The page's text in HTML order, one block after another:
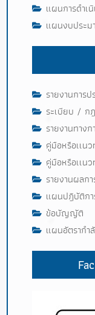
แผนการดำเ
แผนงบประ
รายงานการป
ระเบียบ / ก
รายงานทางก
คู่มือหรือเเน
คู่มือหรือเเน
รายงานผลก
แผนปฎิบัติก
ข้อบัญญัติ
แผนอัตรากำ